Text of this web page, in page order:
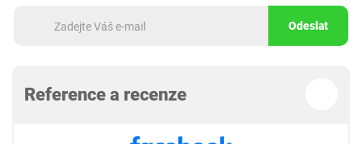
Odeslat
Reference a recenze